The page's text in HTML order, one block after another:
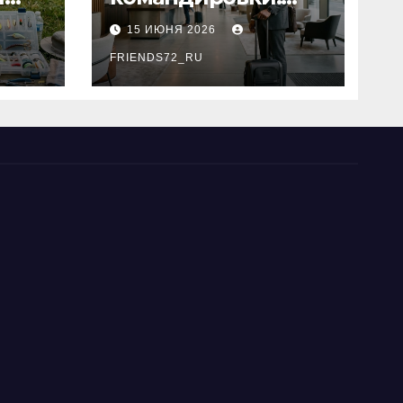
основные
критерии выбора
15 ИЮНЯ 2026
FRIENDS72_RU